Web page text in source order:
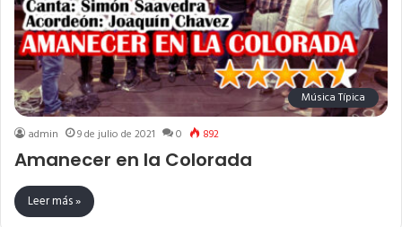
Música Típica
admin 9 de julio de 2021 0 892
Amanecer en la Colorada
Leer más »